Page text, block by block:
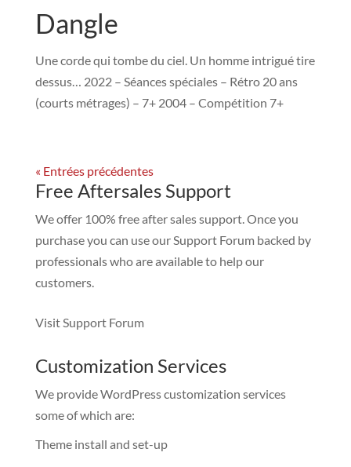
Dangle
Une corde qui tombe du ciel. Un homme intrigué tire
dessus… 2022 – Séances spéciales – Rétro 20 ans
(courts métrages) – 7+ 2004 – Compétition 7+
« Entrées précédentes
Free Aftersales Support
We offer 100% free after sales support. Once you
purchase you can use ourSupport Forumbacked by
professionals who are available to help our
customers.
Visit Support Forum
Customization Services
We provide WordPress customization services
some of which are:
Theme install and set-up